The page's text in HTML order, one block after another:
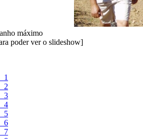
poder ver o slideshow]